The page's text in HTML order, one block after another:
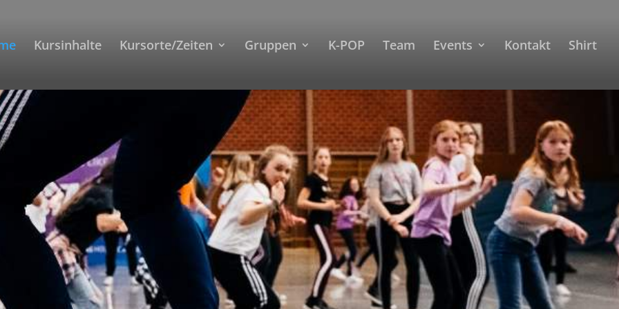
Kursinhalte Kursorte/Zeiten Gruppen K-POP Team Events Kontakt Shirt